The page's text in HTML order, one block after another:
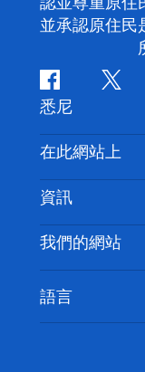
認並尊重原住
並承認原住民
Facebook嘰
喳
喳
悉尼
聯絡我們
免責聲明
隱私
Cookie 通知
在此網站上
目的地
要做的事情
新南威爾斯州公
活動
住宿
資訊
旅行資訊
無障礙悉尼
列出您的業務
我們的網站
語言